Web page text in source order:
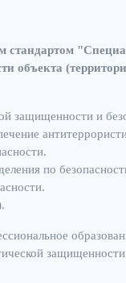
стандартом
объекта
защищенности и
по